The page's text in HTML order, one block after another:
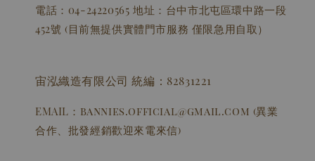
電話：04-24220565 地址：台中市北屯區環中路一段
452號 (目前無提供實體門市服務 僅限急用自取）
宙泓織造有限公司 統編：82831221
EMAIL：bannies.official@gmail.com (異業
合作、批發經銷歡迎來電來信)